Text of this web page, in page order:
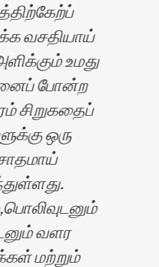
வசதியாய்
உமது
போன்ற
சிறுகதைப்
ஒரு
வளர
மற்றும்